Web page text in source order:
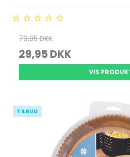
79,95 DKK
29,95 DKK
VIS
TILBUD